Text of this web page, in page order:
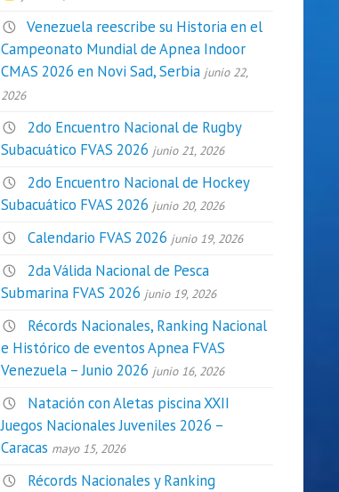
Venezuela reescribe su Historia en el
Campeonato Mundial de Apnea Indoor
CMAS 2026 en Novi Sad, Serbia junio 22,
2026
2do Encuentro Nacional de Rugby
Subacuático FVAS 2026 junio 21, 2026
2do Encuentro Nacional de Hockey
Subacuático FVAS 2026 junio 20, 2026
Calendario FVAS 2026 junio 19, 2026
2da Válida Nacional de Pesca
Submarina FVAS 2026 junio 19, 2026
Récords Nacionales, Ranking Nacional
e Histórico de eventos Apnea FVAS
Venezuela – Junio 2026 junio 16, 2026
Natación con Aletas piscina XXII
Juegos Nacionales Juveniles 2026 –
Caracas mayo 15, 2026
Récords Nacionales y Ranking